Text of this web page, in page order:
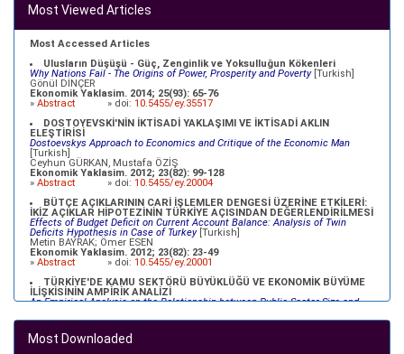
Most Viewed Articles
Most Accessed Articles
Ulusların Düşüşü - Güç, Zenginlik ve Yoksulluğun Kökenleri
Why Nations Fail - The Origins of Power, Prosperity and Poverty[Turkish]
Gönül DİNÇER
Ekonomik Yaklasim. 2014; 25(93): 65-76
» Abstract » doi: 10.5455/ey.35517
DOSTOYEVSKİ'NİN İKTİSADİ YAKLAŞIMI VE İKTİSADİ AKLIN
ELEŞTİRİSİ
Dostoevskys Approach to Economics and Critique of the Economic Man
[Turkish]
Ceyhun GÜRKAN, Mustafa ÖZİŞ
Ekonomik Yaklasim. 2012; 23(82): 99-128
» Abstract » doi: 10.5455/ey.20004
BÜTÇE AÇIKLARININ CARİ İŞLEMLER DENGESİ ÜZERİNE ETKİLERİ:
İKİZ AÇIKLAR HİPOTEZİNİN TÜRKİYE AÇISINDAN DEĞERLENDİRİLMESİ
Effects of Budget Deficit on Current Account Balance: Analysis of Twin
Deficits Hypothesis in Case of Turkey[Turkish]
Metin BAYRAK; Ömer ESEN
Ekonomik Yaklasim. 2012; 23(82): 23-49
» Abstract » doi: 10.5455/ey.20001
TÜRKİYE'DE KAMU SEKTÖRÜ BÜYÜKLÜĞÜ VE EKONOMİK BÜYÜME
İLİŞKİSİNİN AMPİRİK ANALİZİ
An Empirical Analysis on the Relationship between Public Sector Size and
Ömer Faruk ALTUNÇ, Celil AYDIN
Ekonomik Yaklasim. 2012; 23(82): 79-98
»Abstract » doi:
Most Downloaded